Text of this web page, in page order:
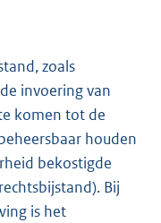
zoals
invoering van
komen tot de
houden
bekostigde
Bij
is het